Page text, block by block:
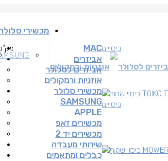
לסלולר אוזניות ורמקולים
מכשירי
כיסויים
כיסויים
MAC
אביזרים
אביזרים לסלולר
אוזניות ורמקולים
מכשירי סלולר
SAMSUNG
APPLE
מכשירים זאפ
מכשירים יד 2
שירותי מעבדה
כבלים ומתאמים